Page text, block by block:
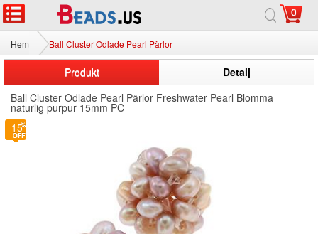
0
Hem Ball Cluster Odlade Pearl Pärlor
Produkt
Detalj
Ball Cluster Odlade Pearl Pärlor Freshwater Pearl Blomma
naturlig purpur 15mm PC
15